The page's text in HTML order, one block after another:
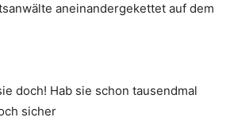
aneinandergekettet auf dem
doch! Hab sie schon tausendmal
sicher